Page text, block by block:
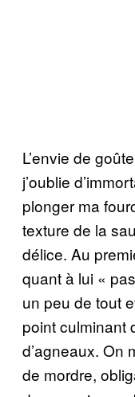
L’envie de
j’oublie
plonger ma
texture de la
délice. Au
quant à lui «
un peu de tout
point culminant
d’agneaux. On
de mordre,